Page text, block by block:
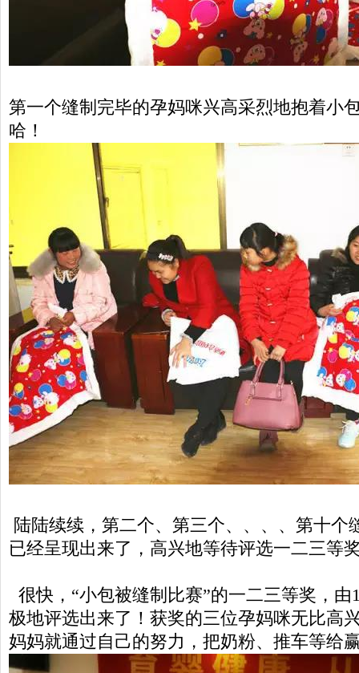
第一个缝制完毕的孕妈咪兴高采烈地抱着小
哈！
陆陆续续，第二个、第三个、、、、第十个
已经呈现出来了，高兴地等待评选一二三等
很快，“小包被缝制比赛”的一二三等奖，由
极地评选出来了！获奖的三位孕妈咪无比高
妈妈就通过自己的努力，把奶粉、推车等给